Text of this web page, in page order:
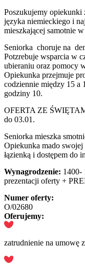
Poszukujemy opiekunki
języka niemieckiego i
mieszkającej samotnie
Seniorka choruje na
Potzrebuje wsparcia w
ubieraniu oraz pomocy
Opiekunka przejmuje
codziennie między 15 a
godziny 10.
OFERTA ZE
do 03.01.
Seniorka mieszka
Opiekunka mado
łązienką i dostępem do
Wynagrodzenie: 1400-
prezentacji oferty +
Numer oferty:
O/02680
Oferujemy:
zatrudnienie na umowę